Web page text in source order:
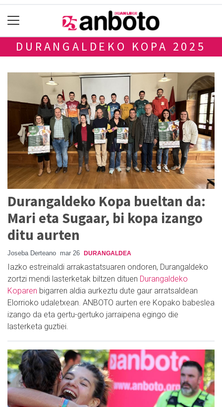
DURANGALDEKO KOPA 2025
Durangaldeko Kopa bueltan da:
Mari eta Sugaar, bi kopa izango
ditu aurten
Joseba Derteano mar 26 DURANGALDEA
Iazko estreinaldi arrakastatsuaren ondoren, Durangaldeko
zortzi mendi lasterketak biltzen dituen Durangaldeko
Koparen bigarren aldia aurkeztu dute gaur arratsaldean
Elorrioko udaletxean. ANBOTO aurten ere Kopako babeslea
izango da eta gertu-gertuko jarraipena egingo die
lasterketa guztiei.